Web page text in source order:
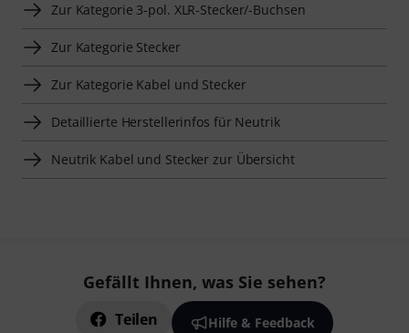
Zur Kategorie 3-pol. XLR-Stecker/-Buchsen
Zur Kategorie Stecker
Zur Kategorie Kabel und Stecker
Detaillierte Herstellerinfos für Neutrik
Neutrik Kabel und Stecker zur Übersicht
Gefällt Ihnen, was Sie sehen?
Teilen Hilfe & Feedback